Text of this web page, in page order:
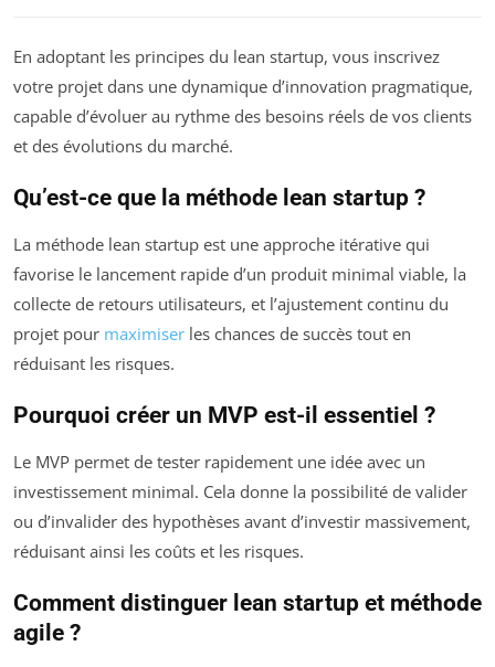
En adoptant les principes du lean startup, vous inscrivez
votre projet dans une dynamique d’innovation pragmatique,
capable d’évoluer au rythme des besoins réels de vos clients
et des évolutions du marché.
Qu’est-ce que la méthode lean startup ?
La méthode lean startup est une approche itérative qui
favorise le lancement rapide d’un produit minimal viable, la
collecte de retours utilisateurs, et l’ajustement continu du
projet pour maximiser les chances de succès tout en
réduisant les risques.
Pourquoi créer un MVP est-il essentiel ?
Le MVP permet de tester rapidement une idée avec un
investissement minimal. Cela donne la possibilité de valider
ou d’invalider des hypothèses avant d’investir massivement,
réduisant ainsi les coûts et les risques.
Comment distinguer lean startup et méthode
agile ?